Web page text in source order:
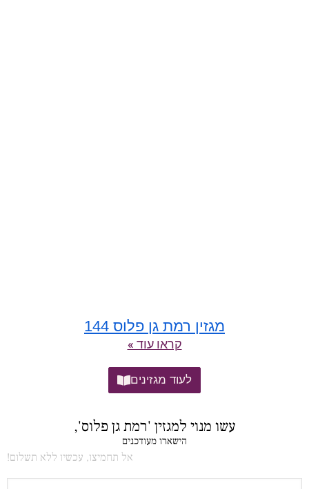
מגזין רמת גן פלוס 144
קראו עוד »
לעוד מגזינים
עשו מנוי למגזין 'רמת גן פלוס',
הישארו מעודכנים
אל תחמיצו, עכשיו ללא תשלום!